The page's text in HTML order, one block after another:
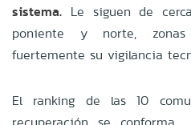
sistema. Le siguen de
poniente y norte,
fuertemente su vigilancia
El ranking de las 10